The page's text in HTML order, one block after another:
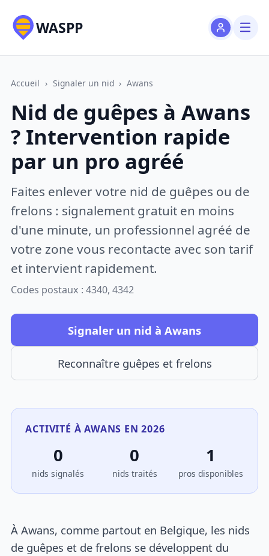
WASPP
Accueil › Signaler un nid › Awans
Nid de guêpes à Awans
? Intervention rapide
par un pro agréé
Faites enlever votre nid de guêpes ou de
frelons : signalement gratuit en moins
d'une minute, un professionnel agréé de
votre zone vous recontacte avec son tarif
et intervient rapidement.
Codes postaux : 4340, 4342
Signaler un nid à Awans
Reconnaître guêpes et frelons
ACTIVITÉ À AWANS EN 2026
0
nids signalés
0
nids traités
1
pros disponibles
À Awans, comme partout en Belgique, les nids
de guêpes et de frelons se développent du